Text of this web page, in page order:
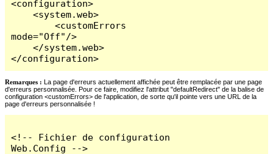
<configuration>
    <system.web>
        <customErrors
mode="Off"/>
    </system.web>
</configuration>
Remarques : La page d'erreurs actuellement affichée peut être remplacée par une page
d'erreurs personnalisée. Pour ce faire, modifiez l'attribut "defaultRedirect" de la balise de
configuration <customErrors> de l'application, de sorte qu'il pointe vers une URL de la
page d'erreurs personnalisée !
<!-- Fichier de configuration
Web.Config -->